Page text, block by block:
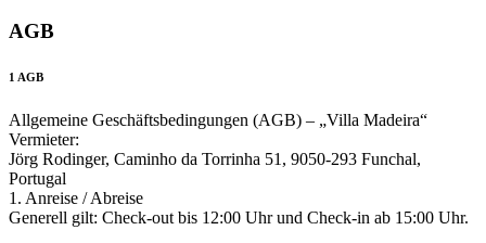
AGB
1 AGB
Allgemeine Geschäftsbedingungen (AGB) – „Villa Madeira“
Vermieter:
Jörg Rodinger, Caminho da Torrinha 51, 9050-293 Funchal,
Portugal
1. Anreise / Abreise
Generell gilt: Check-out bis 12:00 Uhr und Check-in ab 15:00 Uhr.